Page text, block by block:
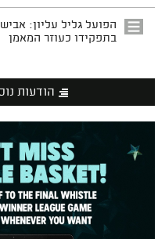
הפועל גליל עליון:
בתפקידו כעוזר המאמן
הודעות